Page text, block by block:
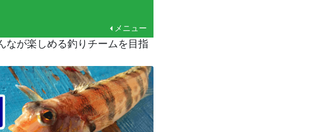
メニュー
なが楽しめる釣りチームを目指